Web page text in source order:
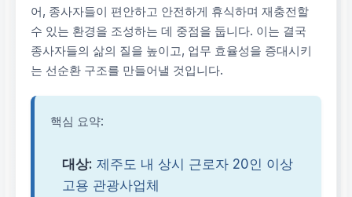
어, 종사자들이 편안하고 안전하게 휴식하며 재충전할
수 있는 환경을 조성하는 데 중점을 둡니다. 이는 결국
종사자들의 삶의 질을 높이고, 업무 효율성을 증대시키
는 선순환 구조를 만들어낼 것입니다.
핵심 요약:
대상: 제주도 내 상시 근로자 20인 이상
고용 관광사업체